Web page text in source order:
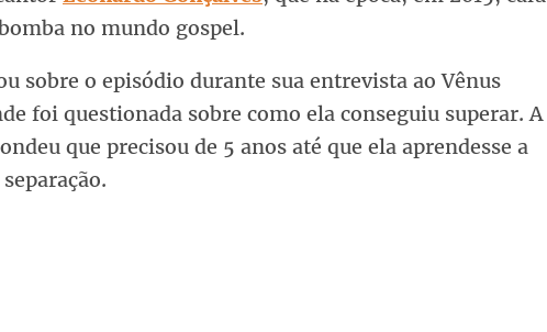
no mundo gospel.
sobre o episódio durante sua entrevista ao Vênus
foi questionada sobre como ela conseguiu superar. A
que precisou de 5 anos até que ela aprendesse a